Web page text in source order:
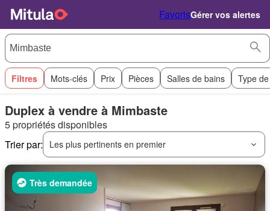
FavorisGérer vos alertes
Filtres Mots-clés Prix Pièces Salles de bains Type
Duplex à vendre à Mimbaste
5 propriétés disponibles
Trier par:
Les plus pertinents en premier
Très demandée